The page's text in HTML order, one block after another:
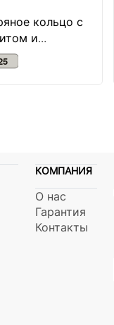
кольцо с
и
КОМПАНИЯ
О нас
Гарантия
Контакты